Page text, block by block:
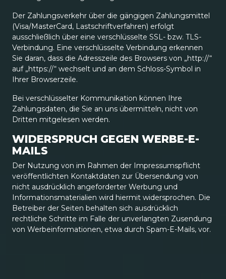
Der Zahlungsverkehr über die gängigen Zahlungsmittel
(Visa/MasterCard, Lastschriftverfahren) erfolgt
ausschließlich über eine verschlüsselte SSL- bzw. TLS-
Verbindung. Eine verschlüsselte Verbindung erkennen
Sie daran, dass die Adresszeile des Browsers von „http://“
auf „https://“ wechselt und an dem Schloss-Symbol in
Ihrer Browserzeile.
Bei verschlüsselter Kommunikation können Ihre
Zahlungsdaten, die Sie an uns übermitteln, nicht von
Dritten mitgelesen werden.
WIDERSPRUCH GEGEN WERBE-E-
MAILS
Der Nutzung von im Rahmen der Impressumspflicht
veröffentlichten Kontaktdaten zur Übersendung von
nicht ausdrücklich angeforderter Werbung und
Informationsmaterialien wird hiermit widersprochen. Die
Betreiber der Seiten behalten sich ausdrücklich
rechtliche Schritte im Falle der unverlangten Zusendung
von Werbeinformationen, etwa durch Spam-E-Mails, vor.